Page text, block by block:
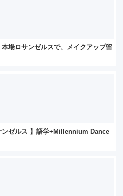
場ロサンゼルスで、メイクアップ留
ンゼルス 】語学+Millennium Dance